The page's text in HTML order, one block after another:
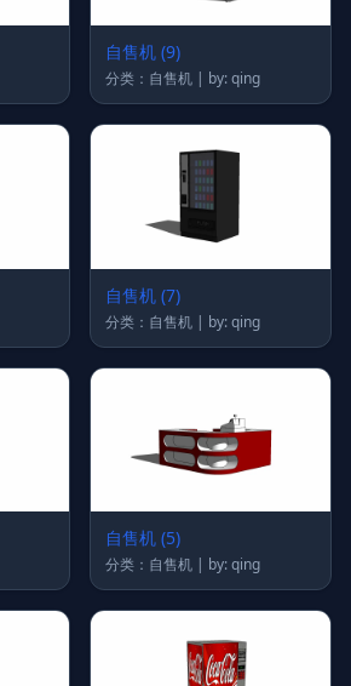
自售机 (9)
分类：自售机 | by: qing
自售机 (7)
分类：自售机 | by: qing
自售机 (5)
分类：自售机 | by: qing